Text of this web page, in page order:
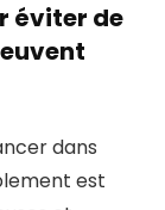
éviter de
dans
est